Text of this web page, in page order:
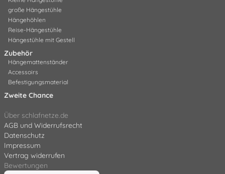
große Hängestühle
Hängehöhlen
Reise-Hängestühle
Hängestühle mit Gestell
Zubehör
Hängemattenständer
Accessoirs
Befestigungsmaterial
Zweite Chance
Über schlafnetze.de
AGB und Widerrufsrecht
Datenschutz
Impressum
Vertrag widerrufen
Bewertungen